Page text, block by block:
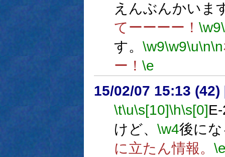
えんぶんかいま
てーーーー！ \w9
す。 \w9\w9\u\n\n
ー！ \e
15/02/07 15:13 (42)
\t\u\s[10]\h\s[0]
けど、 \w4後に
に立たん情報。